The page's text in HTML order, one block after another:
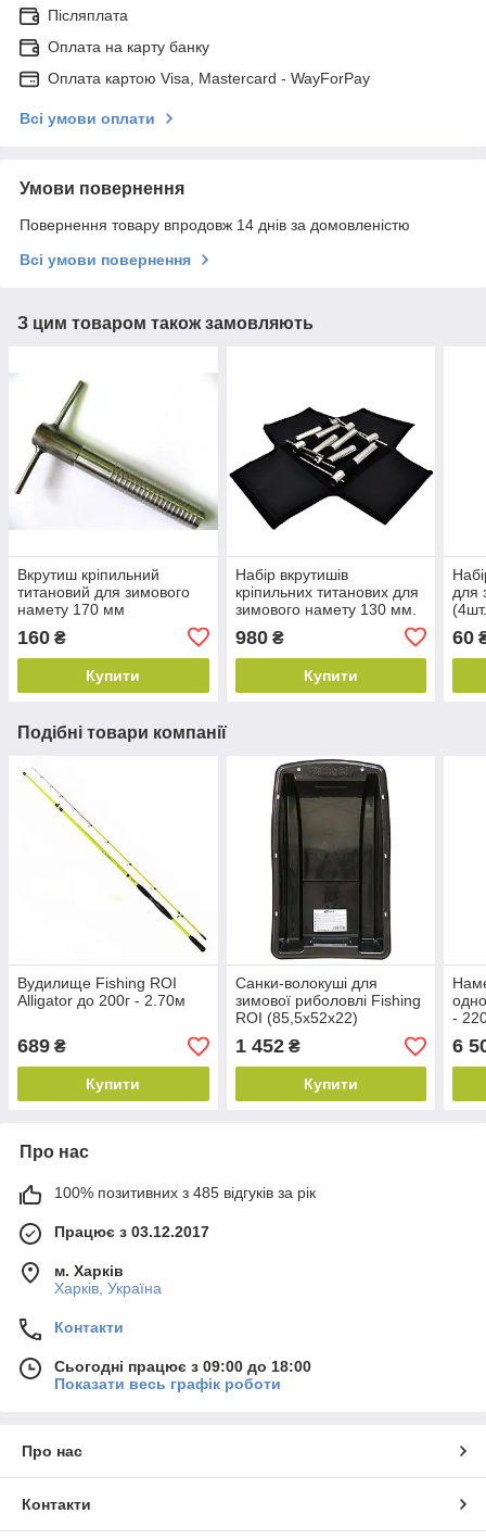
Післяплата
Оплата на карту банку
Оплата картою Visa, Mastercard - WayForPay
Всі умови оплати
Умови повернення
Повернення товару впродовж 14 днів за домовленістю
Всі умови повернення
З цим товаром також замовляють
Вкрутиш кріпильний
титановий для зимового
намету 170 мм
160 ₴
Купити
Набір вкрутишів
кріпильних титанових для
зимового намету 130 мм.
980₴
Купити
для
60
Подібні товари компанії
Вудилище Fishing ROI
Alligator до 200г - 2.70м
689 ₴
Купити
Санки-волокуші для
зимової риболовлі Fishing
ROI (85,5х52х22)
1 452₴
Купити
-
6
Про нас
100% позитивних з 485 відгуків за рік
Працює з 03.12.2017
м. Харків
Харків, Україна
Контакти
Сьогодні працює з 09:00 до 18:00
Показати весь графік роботи
Про нас
Контакти